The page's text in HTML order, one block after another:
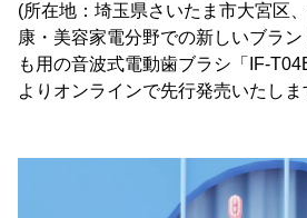
(所在地：埼玉県さいたま市大宮区
康・美容家電分野での新しいブラ
も用の音波式電動歯ブラシ「IF-
よりオンラインで先行発売いたしま